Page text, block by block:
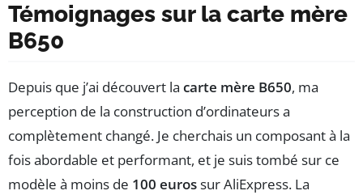
Témoignages sur la carte mère
B650
Depuis que j’ai découvert la carte mère B650, ma
perception de la construction d’ordinateurs a
complètement changé. Je cherchais un composant à la
fois abordable et performant, et je suis tombé sur ce
modèle à moins de 100 eurossur AliExpress. La